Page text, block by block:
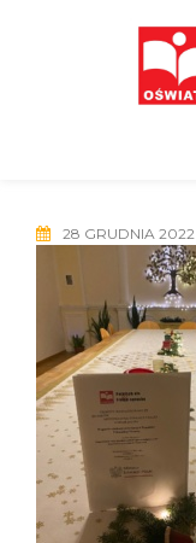
28 GRUDNIA 2022